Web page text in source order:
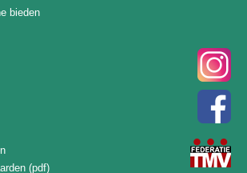
bieden
(pdf)